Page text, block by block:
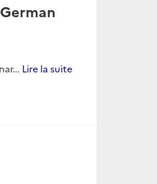
Lire la suite